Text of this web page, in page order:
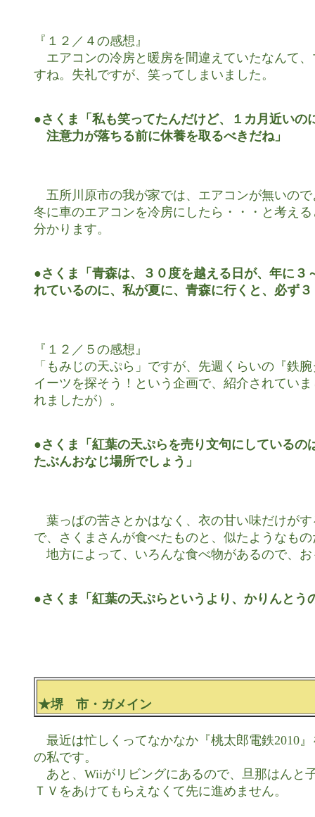
『１２／４の感想』
エアコンの冷房と暖房を間違えていたなんて
すね。失礼ですが、笑ってしまいました。
●さくま「私も笑ってたんだけど、１カ月近いの
注意力が落ちる前に休養を取るべきだね」
五所川原市の我が家では、エアコンが無いの
冬に車のエアコンを冷房にしたら・・・と考え
分かります。
●さくま「青森は、３０度を越える日が、年に３
れているのに、私が夏に、青森に行くと、必ず
『１２／５の感想』
「もみじの天ぷら」ですが、先週くらいの『鉄
イーツを探そう！という企画で、紹介されてい
れましたが）。
●さくま「紅葉の天ぷらを売り文句にしているの
たぶんおなじ場所でしょう」
葉っぱの苦さとかはなく、衣の甘い味だけが
で、さくまさんが食べたものと、似たようなも
地方によって、いろんな食べ物があるので、
●さくま「紅葉の天ぷらというより、かりんとう
★堺　市・ガメイン
最近は忙しくってなかなか『桃太郎電鉄2010
の私です。
あと、Wiiがリビングにあるので、旦那はんと
ＴＶをあけてもらえなくて先に進めません。